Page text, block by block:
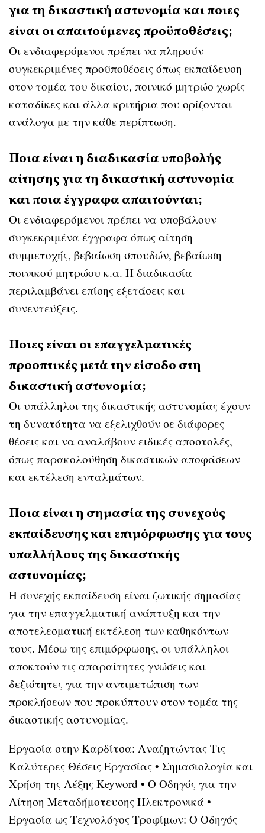
για τη δικαστική αστυνομία και ποιες
είναι οι απαιτούμενες προϋποθέσεις;
Οι ενδιαφερόμενοι πρέπει να πληρούν
συγκεκριμένες προϋποθέσεις όπως εκπαίδευση
στον τομέα του δικαίου, ποινικό μητρώο χωρίς
καταδίκες και άλλα κριτήρια που ορίζονται
ανάλογα με την κάθε περίπτωση.
Ποια είναι η διαδικασία υποβολής
αίτησης για τη δικαστική αστυνομία
και ποια έγγραφα απαιτούνται;
Οι ενδιαφερόμενοι πρέπει να υποβάλουν
συγκεκριμένα έγγραφα όπως αίτηση
συμμετοχής, βεβαίωση σπουδών, βεβαίωση
ποινικού μητρώου κ.α. Η διαδικασία
περιλαμβάνει επίσης εξετάσεις και
συνεντεύξεις.
Ποιες είναι οι επαγγελματικές
προοπτικές μετά την είσοδο στη
δικαστική αστυνομία;
Οι υπάλληλοι της δικαστικής αστυνομίας έχουν
τη δυνατότητα να εξελιχθούν σε διάφορες
θέσεις και να αναλάβουν ειδικές αποστολές,
όπως παρακολούθηση δικαστικών αποφάσεων
και εκτέλεση ενταλμάτων.
Ποια είναι η σημασία της συνεχούς
εκπαίδευσης και επιμόρφωσης για τους
υπαλλήλους της δικαστικής
αστυνομίας;
Η συνεχής εκπαίδευση είναι ζωτικής σημασίας
για την επαγγελματική ανάπτυξη και την
αποτελεσματική εκτέλεση των καθηκόντων
τους. Μέσω της επιμόρφωσης, οι υπάλληλοι
αποκτούν τις απαραίτητες γνώσεις και
δεξιότητες για την αντιμετώπιση των
προκλήσεων που προκύπτουν στον τομέα της
δικαστικής αστυνομίας.
Εργασία στην Καρδίτσα: Αναζητώντας Τις
Καλύτερες Θέσεις Εργασίας • Σημασιολογία και
Χρήση της Λέξης Keyword • Ο Οδηγός για την
Αίτηση Μεταδήμοτευσης Ηλεκτρονικά •
Εργασία ως Τεχνολόγος Τροφίμων: Ο Οδηγός